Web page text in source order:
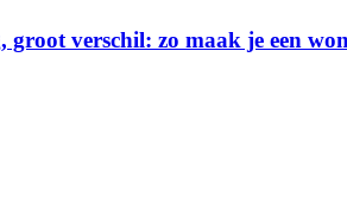
groot verschil: zo maak je een